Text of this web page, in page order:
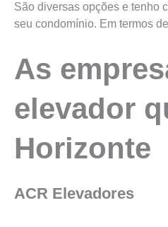
São diversas opções e tenho
seu condomínio. Em termos
As
elevador
Horizonte
ACR